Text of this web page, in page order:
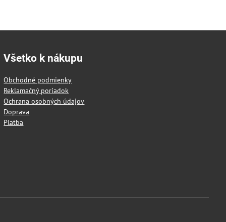
Všetko k nákupu
Obchodné podmienky
Reklamačný poriadok
Ochrana osobných údajov
Doprava
Platba